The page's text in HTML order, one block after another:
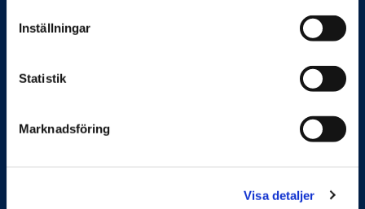
Inställningar
Statistik
Marknadsföring
Visa detaljer
Feelgood hjälper företag och organisationer att
förbättra sin produktivitet och sänka kostnader. Det gör
och vid behov rehabilitering eller krishantering. Vi möter